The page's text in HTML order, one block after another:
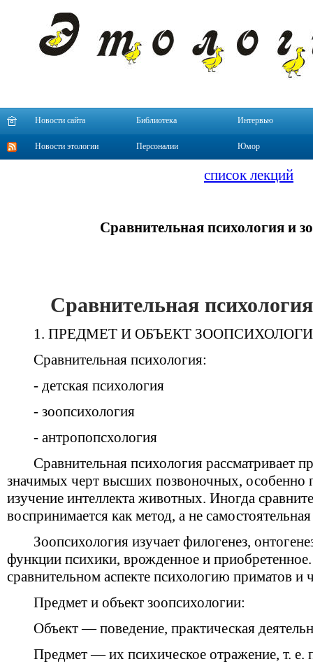
Новости сайта Библиотека Интервью
Новости этологии Персоналии Юмор
список лекций
Сравнительная психология и
Сравнительная
1. ПРЕДМЕТ И ОБЪЕКТ
Сравнительная психология:
- детская психология
- зоопсихология
- антропопсхология
Сравнительная психология рассматривает
значимых черт высших позвоночных, особенно
изучение интеллекта животных. Иногда
воспринимается как метод, а не
Зоопсихология изучает филогенез,
функции психики, врожденное и приобретенное.
сравнительном аспекте психологию приматов и
Предмет и объект зоопсихологии:
Объект — поведение, практическая
Предмет — их психическое отражение, т. е.